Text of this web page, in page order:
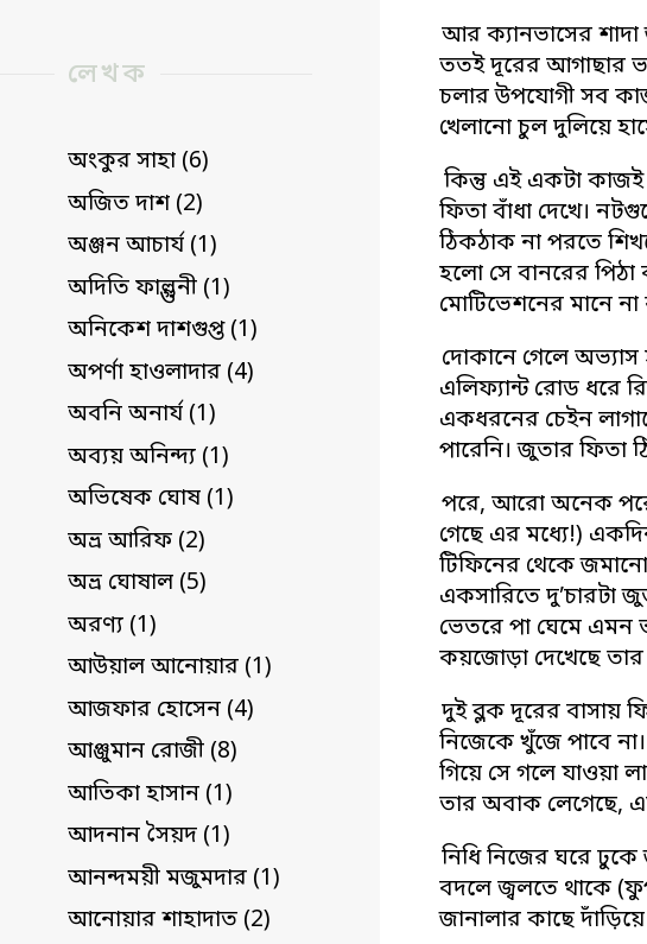
লেখক
অংকুর সাহা (6)
অজিত দাশ (2)
অঞ্জন আচার্য (1)
অদিতি ফাল্গুনী (1)
অনিকেশ দাশগুপ্ত (1)
অপর্ণা হাওলাদার (4)
অবনি অনার্য (1)
অব্যয় অনিন্দ্য (1)
অভিষেক ঘোষ (1)
অভ্র আরিফ (2)
অভ্র ঘোষাল (5)
অরণ্য (1)
আউয়াল আনোয়ার (1)
আজফার হোসেন (4)
আঞ্জুমান রোজী (8)
আতিকা হাসান (1)
আদনান সৈয়দ (1)
আনন্দময়ী মজুমদার (1)
আনোয়ার শাহাদাত (2)
আর ক্যানভাসের
ততই দূরের আগাছার
চলার উপযোগী সব
খেলানো চুল দুলিয়ে
কিন্তু এই একটা কাজই
ফিতা বাঁধা দেখে।
ঠিকঠাক না পরতে
হলো সে বানরের পিঠা
মোটিভেশনের মানে
দোকানে গেলে
এলিফ্যান্ট রোড ধরে
একধরনের চেইন
পারেনি। জুতার ফিতা
পরে, আরো অনেক পরে
গেছে এর মধ্যে!)
টিফিনের থেকে
একসারিতে দু’চারটা
ভেতরে পা ঘেমে এমন
কয়জোড়া দেখেছে তার
দুই ব্লক দূরের বাসায়
নিজেকে খুঁজে পাবে
গিয়ে সে গলে যাওয়া
তার অবাক লেগেছে,
নিধি নিজের ঘরে
বদলে জ্বলতে থাকে
জানালার কাছে